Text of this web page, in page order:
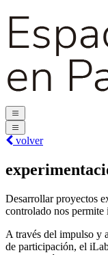
volver
Desarrollar proyectos
controlado nos
A través del impulso y
de participación, el